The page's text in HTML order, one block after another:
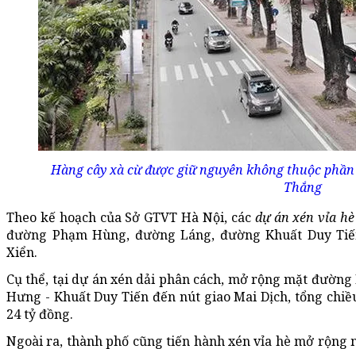
Hàng cây xà cừ được giữ nguyên không thuộc
Thắng
Theo kế hoạch của Sở GTVT Hà Nội, các dự án xén vỉa hè
đường Phạm Hùng, đường Láng, đường Khuất Duy
Xiển.
Cụ thể, tại dự án xén dải phân cách, mở rộng mặt
Hưng - Khuất Duy Tiến đến nút giao Mai Dịch, tổng
24 tỷ đồng.
Ngoài ra, thành phố cũng tiến hành xén vỉa hè mở